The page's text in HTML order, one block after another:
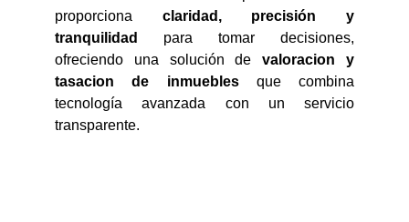
proporciona claridad, precisión y
tranquilidad
para tomar decisiones,
ofreciendo una solución devaloracion y
tasacion de inmueblesque combina
tecnología avanzada con un servicio
transparente.